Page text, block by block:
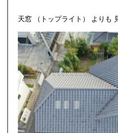
天窓 （トップライト） よりも